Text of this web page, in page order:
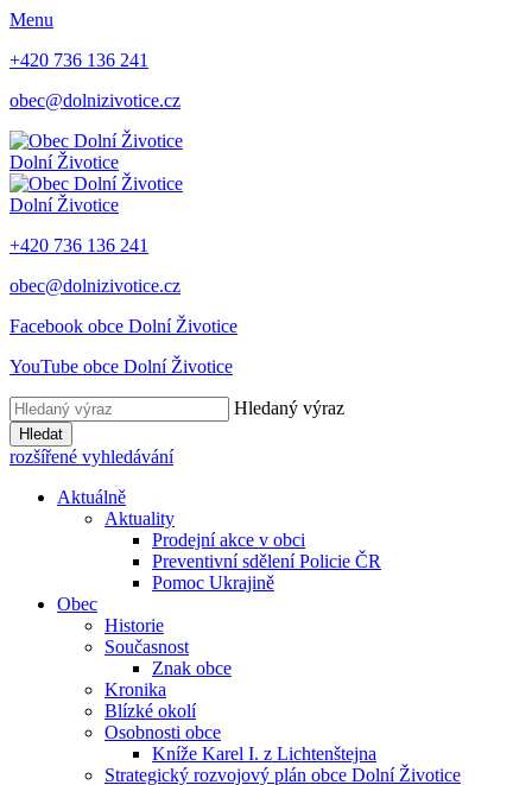
Menu
+420 736 136 241
obec@dolnizivotice.cz
Dolní Životice
Dolní Životice
+420 736 136 241
obec@dolnizivotice.cz
Facebook obce Dolní Životice
YouTube obce Dolní Životice
Hledaný výraz
Hledat
rozšířené vyhledávání
Aktuálně
Aktuality
Prodejní akce v obci
Preventivní sdělení Policie ČR
Pomoc Ukrajině
Obec
Historie
Současnost
Znak obce
Kronika
Blízké okolí
Osobnosti obce
Kníže Karel I. z Lichtenštejna
Strategický rozvojový plán obce Dolní Životice